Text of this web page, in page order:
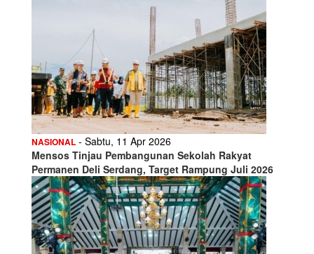
NASIONAL - Sabtu, 11 Apr 2026
Mensos Tinjau Pembangunan Sekolah Rakyat
Permanen Deli Serdang, Target Rampung Juli 2026